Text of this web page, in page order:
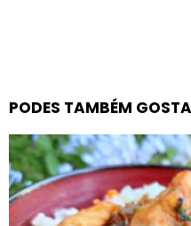
PODES TAMBÉM